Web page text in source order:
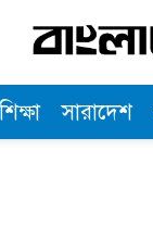
শিক্ষা সারাদেশ